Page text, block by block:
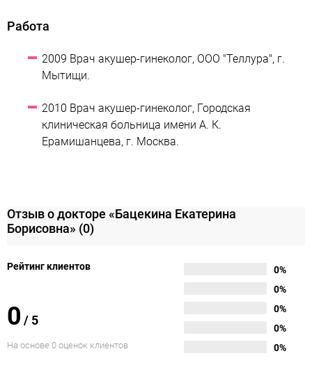
Работа
2009 Врач акушер-гинеколог, ООО "Теллура", г.
Мытищи.
2010 Врач акушер-гинеколог, Городская
клиническая больница имени А. К.
Ерамишанцева, г. Москва.
Отзыв о докторе «Бацекина Екатерина
Борисовна» (0)
Рейтинг клиентов
0 / 5
На основе 0 оценок клиентов
0%
0%
0%
0%
0%